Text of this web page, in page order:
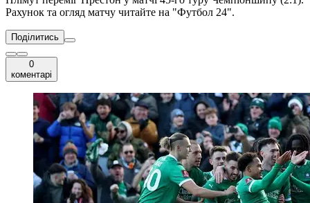
Рахунок та огляд матчу читайте на "Футбол 24".
Поділитись
0
коментарі